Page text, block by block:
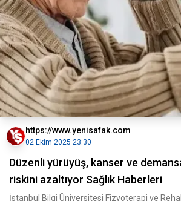
https://www.yenisafak.com
02 Ekim 2025 23:30
Düzenli yürüyüş, kanser ve
riskini azaltıyor Sağlık Haberleri
İstanbul Bilgi Üniversitesi Fizyoterapi ve